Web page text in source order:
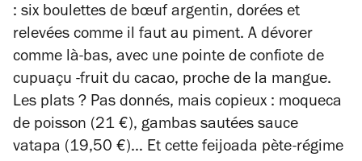
: six boulettes de bœuf argentin, dorées et
relevées comme il faut au piment. A dévorer
comme là-bas, avec une pointe de confiote de
cupuaçu -fruit du cacao, proche de la mangue.
Les plats ? Pas donnés, mais copieux : moqueca
de poisson (21 €), gambas sautées sauce
vatapa (19,50 €)… Et cette feijoada pète-régime